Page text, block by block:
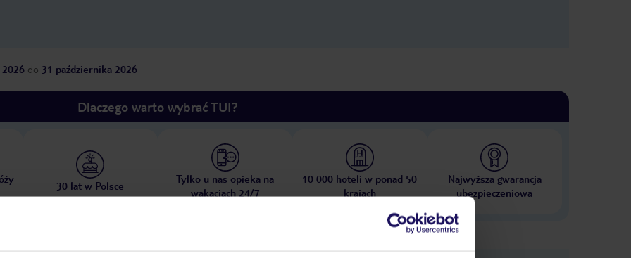
2026 do 31 października 2026
Dlaczego warto wybrać TUI?
30 lat w Polsce
Tylko u nas opieka na
wakacjach 24/7
10 000 hoteli w ponad 50
krajach
Najwyższa gwarancja
ubezpieczeniowa